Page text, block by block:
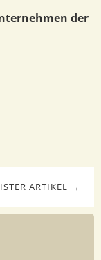
der
ARTIKEL →